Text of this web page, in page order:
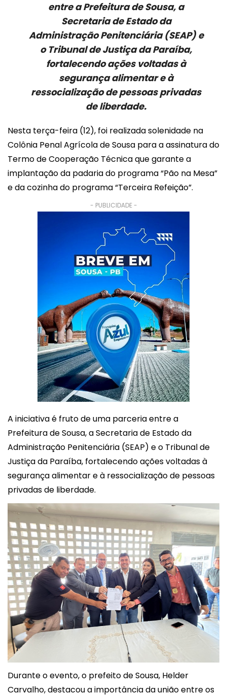
entre a Prefeitura de Sousa, a
Secretaria de Estado da
Administração Penitenciária (SEAP) e
o Tribunal de Justiça da Paraíba,
fortalecendo ações voltadas à
segurança alimentar e à
ressocialização de pessoas privadas
de liberdade.
Nesta terça-feira (12), foi realizada solenidade na
Colônia Penal Agrícola de Sousa para a assinatura do
Termo de Cooperação Técnica que garante a
implantação da padaria do programa “Pão na Mesa”
e da cozinha do programa “Terceira Refeição”.
- PUBLICIDADE -
A iniciativa é fruto de uma parceria entre a
Prefeitura de Sousa, a Secretaria de Estado da
Administração Penitenciária (SEAP) e o Tribunal de
Justiça da Paraíba, fortalecendo ações voltadas à
segurança alimentar e à ressocialização de pessoas
privadas de liberdade.
Durante o evento, o prefeito de Sousa, Helder
Carvalho, destacou a importância da união entre os